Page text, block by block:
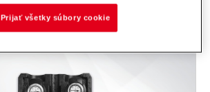
Prijať všetky súbory cookie